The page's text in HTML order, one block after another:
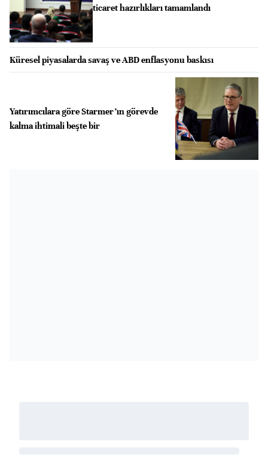
ticaret hazırlıkları tamamlandı
Küresel piyasalarda savaş ve ABD enflasyonu baskısı
Yatırımcılara göre Starmer’ın görevde
kalma ihtimali beşte bir